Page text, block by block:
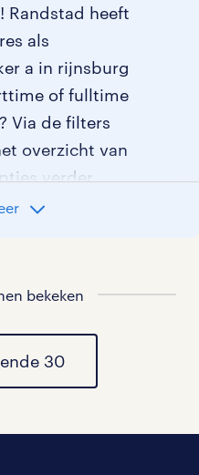
Randstad heeft
als
a in rijnsburg
of fulltime
Via de filters
overzicht van
verder
of hier
a
bekeken
30